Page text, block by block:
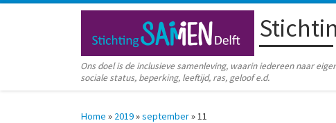
Ons doel is de inclusieve samenleving, waarin iedereen naar
sociale status, beperking, leeftijd, ras, geloof e.d.
Home » 2019»september»11